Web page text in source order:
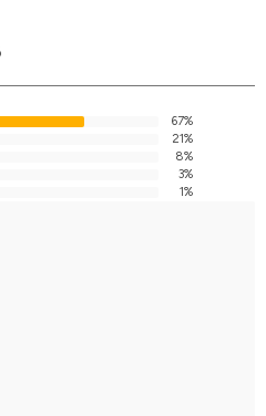
67%
21%
8%
3%
1%